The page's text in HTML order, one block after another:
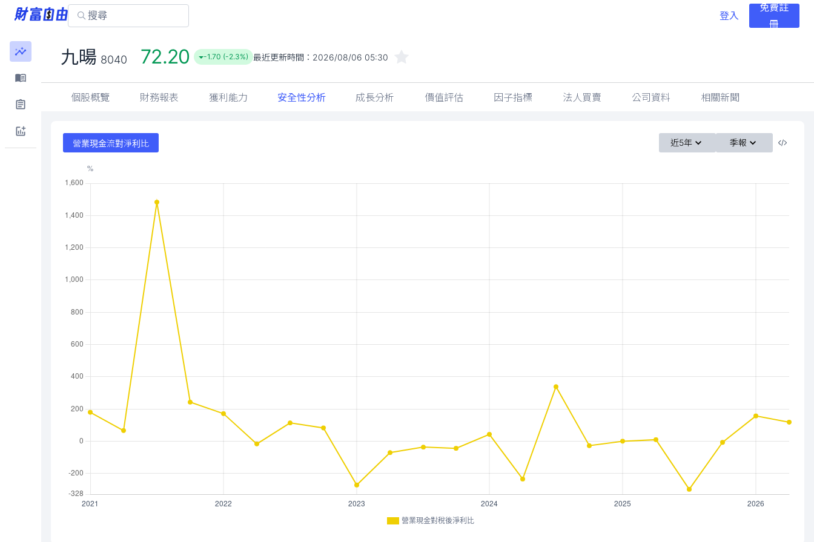
登入
免費註
冊
九暘 8040 72.20 -1.70 (-2.3%) 最近更新時間： 2026/08/06 05:30
個股概覽 財務報表 獲利能力 安全性分析 成長分析 價值評估 因子指標 法人買賣 公司資料 相關新聞
營業現金流對淨利比 近5年 季報
營業現金對稅後淨利比